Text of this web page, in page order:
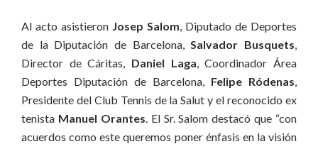
Al acto asistieron Josep Salom, Diputado de Deportes
de la Diputación de Barcelona,Salvador Busquets,
Director de Cáritas, Daniel Laga, Coordinador Área
Deportes Diputación de Barcelona, Felipe Ródenas,
Presidente del Club Tennis de la Salut y el reconocido ex
tenista Manuel Orantes. El Sr. Salom destacó que “con
acuerdos como este queremos poner énfasis en la visión